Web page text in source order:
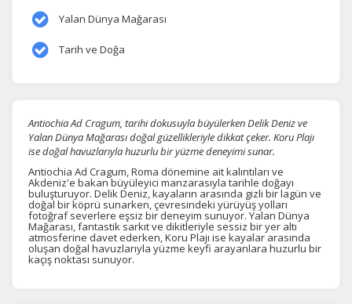
Yalan Dünya Mağarası
Tarih ve Doğa
Antiochia Ad Cragum, tarihi dokusuyla büyülerken Delik Deniz ve
Yalan Dünya Mağarası doğal güzellikleriyle dikkat çeker. Koru Plajı
ise doğal havuzlarıyla huzurlu bir yüzme deneyimi sunar.
Antiochia Ad Cragum, Roma dönemine ait kalıntıları ve
Akdeniz'e bakan büyüleyici manzarasıyla tarihle doğayı
buluşturuyor. Delik Deniz, kayaların arasında gizli bir lagün ve
doğal bir köprü sunarken, çevresindeki yürüyüş yolları
fotoğraf severlere eşsiz bir deneyim sunuyor. Yalan Dünya
Mağarası, fantastik sarkıt ve dikitleriyle sessiz bir yer altı
atmosferine davet ederken, Koru Plajı ise kayalar arasında
oluşan doğal havuzlarıyla yüzme keyfi arayanlara huzurlu bir
kaçış noktası sunuyor.